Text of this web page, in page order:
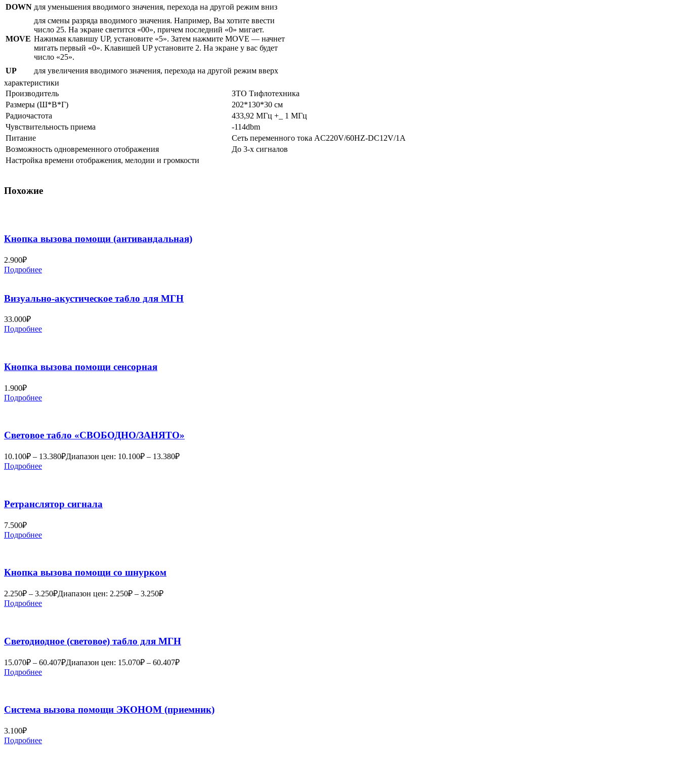
DOWN для уменьшения вводимого значения, перехода на другой режим вниз
MOVE
для смены разряда вводимого значения. Например, Вы хотите ввести
число 25. На экране светится «00», причем последний «0» мигает.
Нажимая клавишу UP, установите «5». Затем нажмите MOVE — начнет
мигать первый «0». Клавишей UP установите 2. На экране у вас будет
число «25».
UP
для увеличения вводимого значения, перехода на другой режим вверх
характеристики
Производитель
ЗТО Тифлотехника
Размеры (Ш*В*Г)
202*130*30 см
Радиочастота
433,92 МГц +_ 1 МГц
Чувствительность приема
-114dbm
Питание
Сеть переменного тока AC220V/60HZ-DC12V/1A
Возможность одновременного отображения
До 3-х сигналов
Настройка времени отображения, мелодии и громкости
Похожие
Кнопка вызова помощи (антивандальная)
2.900₽
Подробнее
Визуально-акустическое табло для МГН
33.000₽
Подробнее
Кнопка вызова помощи сенсорная
1.900₽
Подробнее
Световое табло «СВОБОДНО/ЗАНЯТО»
10.100₽ – 13.380₽Диапазон цен: 10.100₽ – 13.380₽
Подробнее
Ретранслятор сигнала
7.500₽
Подробнее
Кнопка вызова помощи со шнурком
2.250₽ – 3.250₽Диапазон цен: 2.250₽ – 3.250₽
Подробнее
Светодиодное (световое) табло для МГН
15.070₽ – 60.407₽Диапазон цен: 15.070₽ – 60.407₽
Подробнее
Система вызова помощи ЭКОНОМ (приемник)
3.100₽
Подробнее